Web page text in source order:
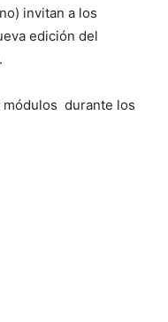
invitan a los
edición del
módulos durante los